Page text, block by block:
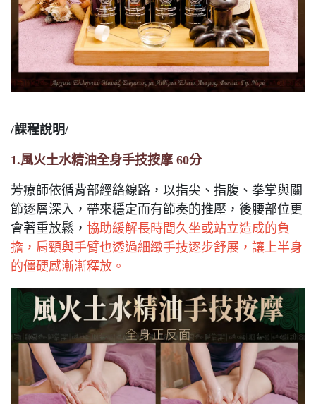
/課程說明/
1.風火土水精油全身手技按摩 60分
芳療師依循背部經絡線路，以指尖、指腹、拳掌與關
節逐層深入，帶來穩定而有節奏的推壓，後腰部位更
會著重放鬆， 協助緩解長時間久坐或站立造成的負
擔，肩頸與手臂也透過細緻手技逐步舒展，讓上半身
的僵硬感漸漸釋放。